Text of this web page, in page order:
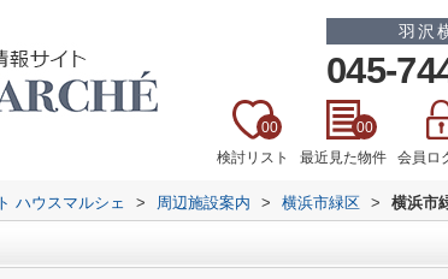
羽沢
045-
検討リスト
00
最近見た物件
00
会員ロ
ハウスマルシェ > 周辺施設案内 > 横浜市緑区 > 横浜市